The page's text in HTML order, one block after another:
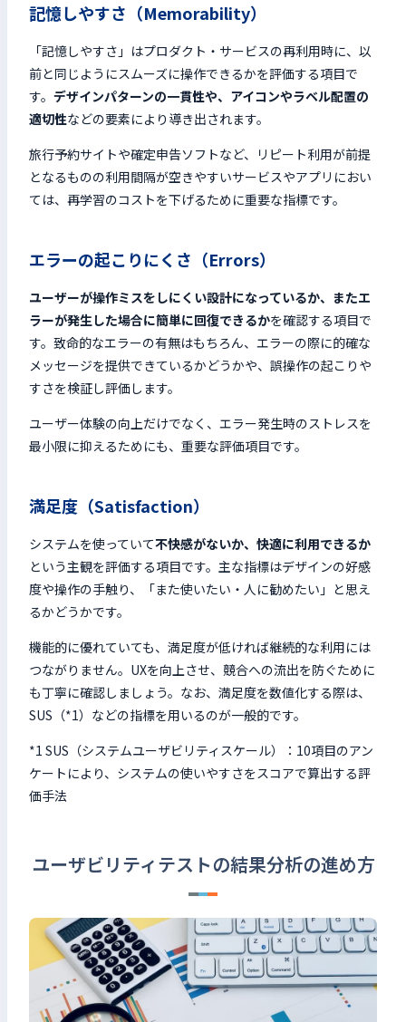
記憶しやすさ（Memorability）
「記憶しやすさ」はプロダクト・サービスの再利用時に、以
前と同じようにスムーズに操作できるかを評価する項目で
す。 デザインパターンの一貫性や、アイコンやラベル配置の
適切性などの要素により導き出されます。
旅行予約サイトや確定申告ソフトなど、リピート利用が前提
となるものの利用間隔が空きやすいサービスやアプリにおい
ては、再学習のコストを下げるために重要な指標です。
エラーの起こりにくさ（Errors）
ユーザーが操作ミスをしにくい設計になっているか、またエ
ラーが発生した場合に簡単に回復できるかを確認する項目で
す。致命的なエラーの有無はもちろん、エラーの際に的確な
メッセージを提供できているかどうかや、誤操作の起こりや
すさを検証し評価します。
ユーザー体験の向上だけでなく、エラー発生時のストレスを
最小限に抑えるためにも、重要な評価項目です。
満足度（Satisfaction）
システムを使っていて不快感がないか、快適に利用できるか
という主観を評価する項目です。主な指標はデザインの好感
度や操作の手触り、「また使いたい・人に勧めたい」と思え
るかどうかです。
機能的に優れていても、満足度が低ければ継続的な利用には
つながりません。UXを向上させ、競合への流出を防ぐために
も丁寧に確認しましょう。なお、満足度を数値化する際は、
SUS（*1）などの指標を用いるのが一般的です。
*1 SUS（システムユーザビリティスケール）：10項目のアン
ケートにより、システムの使いやすさをスコアで算出する評
価手法
ユーザビリティテストの結果分析の進め方